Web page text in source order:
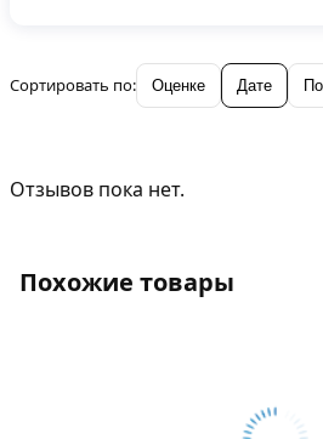
Сортировать по: Оценке Дате
Отзывов пока нет.
Похожие товары